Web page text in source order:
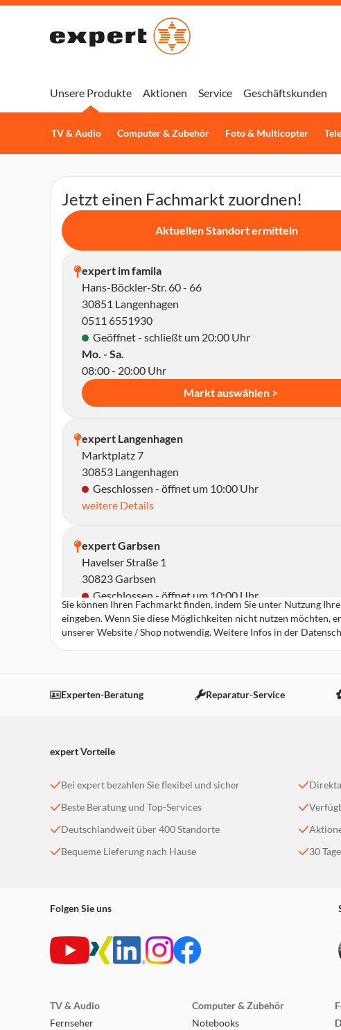
Unsere Produkte
TV & Audio Computer & Zubehör Foto & Multicopter
Aktionen Service Geschäftskunden
Jetzt einen Fachmarkt zuordnen!
Aktuellen Standort ermitteln
expert im famila
Hans-Böckler-Str. 60 - 66
30851 Langenhagen
0511 6551930
Geöffnet - schließt um 20:00 Uhr
Mo. - Sa.
08:00 - 20:00 Uhr
Markt auswählen >
expert Langenhagen
Marktplatz 7
30853 Langenhagen
Geschlossen - öffnet um 10:00 Uhr
weitere Details
expert Garbsen
Havelser Straße 1
30823 Garbsen
Geschlossen - öffnet um 10:00 Uhr
weitere Details
expert Laatzen
Geschlossen - öffnet um 10:00 Uhr
expert Neustadt
31535 Neustadt a. Rbge.
Geöffnet - schließt um 18:30 Uhr
weitere Details
Geöffnet - schließt um 18:30 Uhr
31303 Burgdorf
Geöffnet - schließt um 18:30 Uhr
Sie können Ihren Fachmarkt finden, indem Sie unter Nutzung
eingeben. Wenn Sie diese Möglichkeiten nicht nutzen
unserer Website / Shop notwendig. Weitere Infos in der
Experten-Beratung Reparatur-Service
expert Vorteile
Bei expert bezahlen Sie flexibel und sicher
Beste Beratung und Top-Services
Deutschlandweit über 400 Standorte
Bequeme Lieferung nach Hause
30
Folgen Sie uns
TV & Audio
Fernseher
Computer & Zubehör
Notebooks